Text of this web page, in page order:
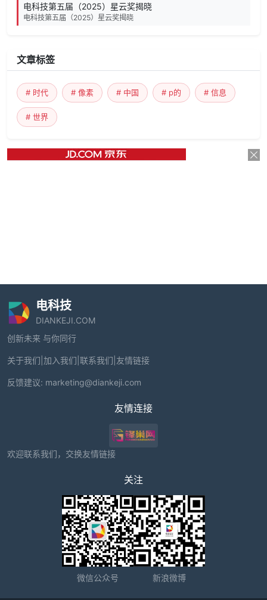
电科技第五届（2025）星云奖揭晓
电科技第五届（2025）星云奖揭晓
文章标签
# 时代 # 像素 # 中国 # p的 # 信息
# 世界
电科技
DIANKEJI.COM
创新未来 与你同行
关于我们 加入我们 联系我们 友情链接
反馈建议: marketing@diankeji.com
友情连接
欢迎联系我们，交换友情链接
关注
微信公众号 新浪微博